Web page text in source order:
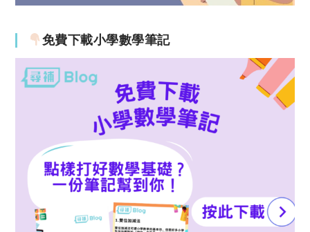
免費下載小學數學筆記